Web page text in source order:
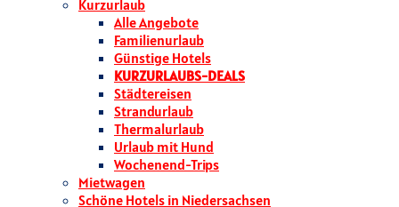
Kurzurlaub
Alle Angebote
Familienurlaub
Günstige Hotels
KURZURLAUBS-DEALS
Städtereisen
Strandurlaub
Thermalurlaub
Urlaub mit Hund
Wochenend-Trips
Mietwagen
Schöne Hotels in Niedersachsen